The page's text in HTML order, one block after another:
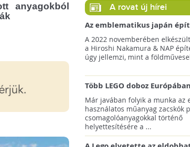
anyagokból
A rovat új hírei
Az emblematikus japán
így képzeli el a Föld
A 2022 novemberében
a Hiroshi Nakamura & NAP
úgy jellemzi, mint a
Több LEGO doboz
Ázsiában már papír alapú
fog tartalmazni
Már javában folyik a munka az
használatos műanyag zacskók
csomagolóanyagokkal történő
helyettesítésére a ...